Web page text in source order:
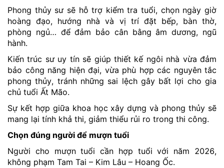
Phong thủy sư sẽ hỗ trợ kiểm tra tuổi, chọn ngày giờ
hoàng đạo, hướng nhà và vị trí đặt bếp, bàn thờ,
phòng ngủ… để đảm bảo cân bằng âm dương, ngũ
hành.
Kiến trúc sư uy tín sẽ giúp thiết kế ngôi nhà vừa đảm
bảo công năng hiện đại, vừa phù hợp các nguyên tắc
phong thủy, tránh những sai lệch gây bất lợi cho gia
chủ tuổi Ất Mão.
Sự kết hợp giữa khoa học xây dựng và phong thủy sẽ
mang lại tính khả thi, giảm thiểu rủi ro trong thi công.
Chọn đúng người để mượn tuổi
Người cho mượn tuổi cần hợp tuổi với năm 2026,
không phạm Tam Tai – Kim Lâu – Hoang Ốc.